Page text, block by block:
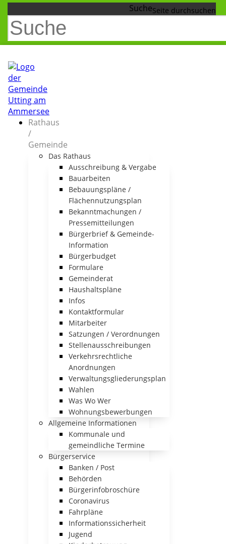
Suche
Rathaus
/
Gemeinde
Das Rathaus
Ausschreibung & Vergabe
Bauarbeiten
Bebauungspläne /
Flächennutzungsplan
Bekanntmachungen /
Pressemitteilungen
Bürgerbrief & Gemeinde-
Information
Bürgerbudget
Formulare
Gemeinderat
Haushaltspläne
Infos
Kontaktformular
Mitarbeiter
Satzungen / Verordnungen
Stellenausschreibungen
Verkehrsrechtliche
Anordnungen
Verwaltungsgliederungsplan
Wahlen
Was Wo Wer
Wohnungsbewerbungen
Allgemeine Informationen
Kommunale und
gemeindliche Termine
Bürgerservice
Banken / Post
Behörden
Bürgerinfobroschüre
Coronavirus
Fahrpläne
Informationssicherheit
Jugend